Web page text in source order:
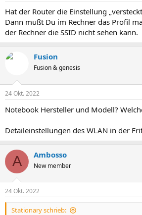
Hat der Router die Einstellung
Dann mußt Du im Rechner das Profil
der Rechner die SSID nicht sehen kann.
Fusion
Fusion & genesis
24 Okt. 2022
Notebook Hersteller und Modell?
Detaileinstellungen des WLAN in der
A Ambosso
New member
24 Okt. 2022
Stationary schrieb: